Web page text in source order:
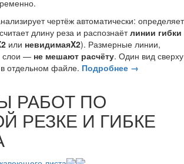
чертёж автоматически: определяет
длину реза и распознаётлинии гибки
или невидимаяX2). Размерные линии,
слои — не мешают расчёту. Один вид сверху
отдельном файле. Подробнее →
РАБОТ ПО
РЕЗКЕ И ГИБКЕ